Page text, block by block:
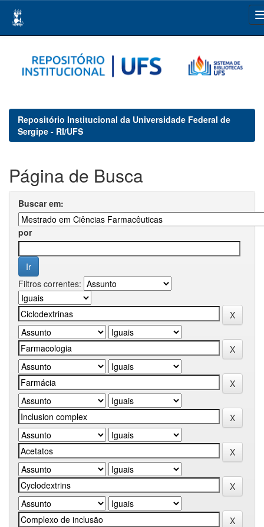
navigation
Repositório Institucional da Universidade Federal de
Sergipe - RI/UFS
Página de Busca
Buscar em:
por
Filtros correntes: